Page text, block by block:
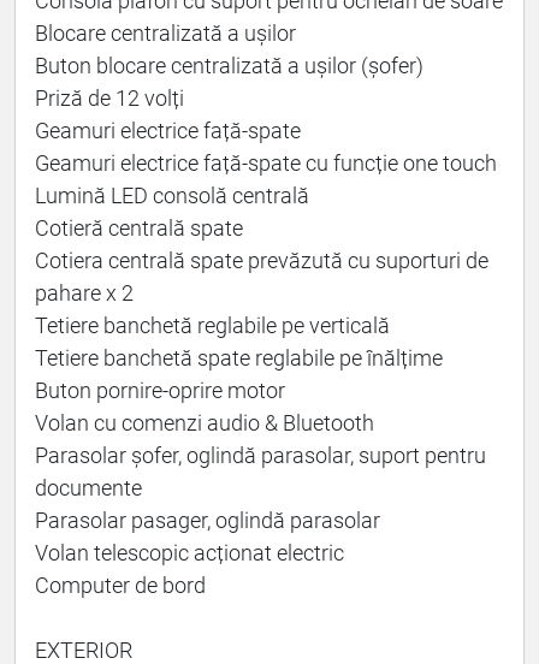
Blocare centralizată a ușilor
Buton blocare centralizată a ușilor (șofer)
Priză de 12 volți
Geamuri electrice față-spate
Geamuri electrice față-spate cu funcție one touch
Lumină LED consolă centrală
Cotieră centrală spate
Cotiera centrală spate prevăzută cu suporturi de
pahare x 2
Tetiere banchetă reglabile pe verticală
Tetiere banchetă spate reglabile pe înălțime
Buton pornire-oprire motor
Volan cu comenzi audio & Bluetooth
Parasolar șofer, oglindă parasolar, suport pentru
documente
Parasolar pasager, oglindă parasolar
Volan telescopic acționat electric
Computer de bord
EXTERIOR